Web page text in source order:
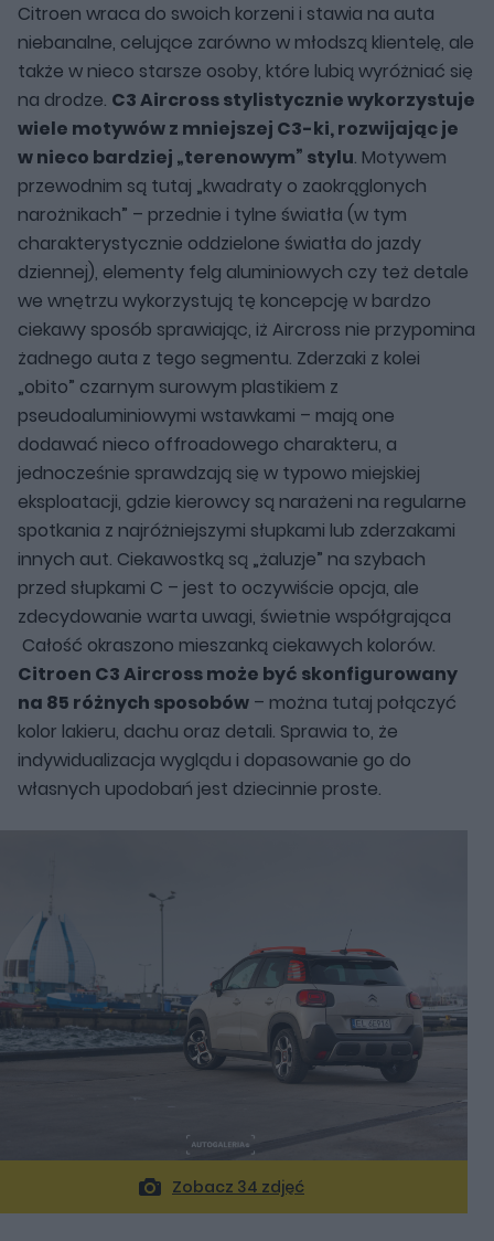
Citroen wraca do swoich korzeni i stawia na auta
niebanalne, celujące zarówno w młodszą klientelę, ale
także w nieco starsze osoby, które lubią wyróżniać się
na drodze. C3 Aircross stylistycznie wykorzystuje
wiele motywów z mniejszej C3-ki, rozwijając je
w nieco bardziej „terenowym” stylu. Motywem
przewodnim są tutaj „kwadraty o zaokrąglonych
narożnikach” – przednie i tylne światła (w tym
charakterystycznie oddzielone światła do jazdy
dziennej), elementy felg aluminiowych czy też detale
we wnętrzu wykorzystują tę koncepcję w bardzo
ciekawy sposób sprawiając, iż Aircross nie przypomina
żadnego auta z tego segmentu. Zderzaki z kolei
„obito” czarnym surowym plastikiem z
pseudoaluminiowymi wstawkami – mają one
dodawać nieco offroadowego charakteru, a
jednocześnie sprawdzają się w typowo miejskiej
eksploatacji, gdzie kierowcy są narażeni na regularne
spotkania z najróżniejszymi słupkami lub zderzakami
innych aut. Ciekawostką są „żaluzje” na szybach
przed słupkami C – jest to oczywiście opcja, ale
zdecydowanie warta uwagi, świetnie współgrająca
Całość okraszono mieszanką ciekawych kolorów.
Citroen C3 Aircross może być skonfigurowany
na 85 różnych sposobów – można tutaj połączyć
kolor lakieru, dachu oraz detali. Sprawia to, że
indywidualizacja wyglądu i dopasowanie go do
własnych upodobań jest dziecinnie proste.
Zobacz 34 zdjęć